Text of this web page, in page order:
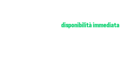
disponibilità immediata